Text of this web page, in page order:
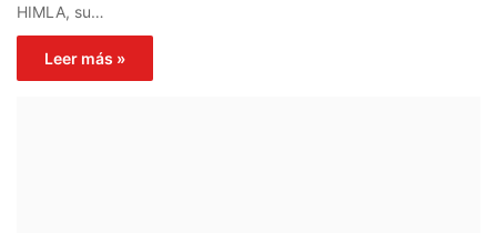
HIMLA, su…
Leer más »